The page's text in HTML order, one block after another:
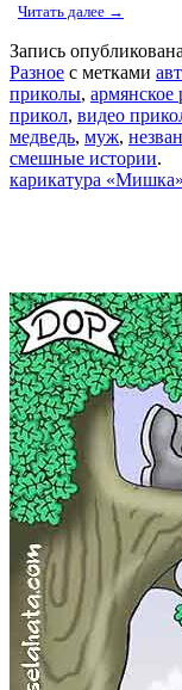
Читать далее →
Запись опубликована
Разное с метками
приколы, армянское
прикол, видео
медведь, муж,
смешные истории.
карикатура «Мишка»